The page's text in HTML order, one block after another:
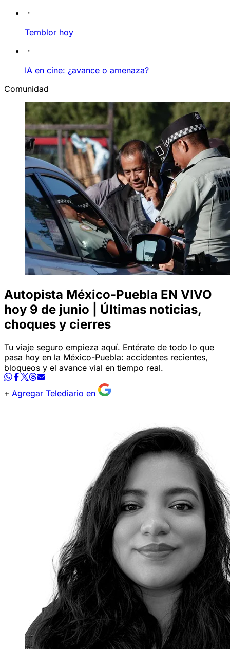
Temblor hoy
IA en cine: ¿avance o amenaza?
Comunidad
Autopista México-Puebla EN VIVO
hoy 9 de junio | Últimas noticias,
choques y cierres
Tu viaje seguro empieza aquí. Entérate de todo lo que
pasa hoy en la México-Puebla: accidentes recientes,
bloqueos y el avance vial en tiempo real.
Agregar Telediario en